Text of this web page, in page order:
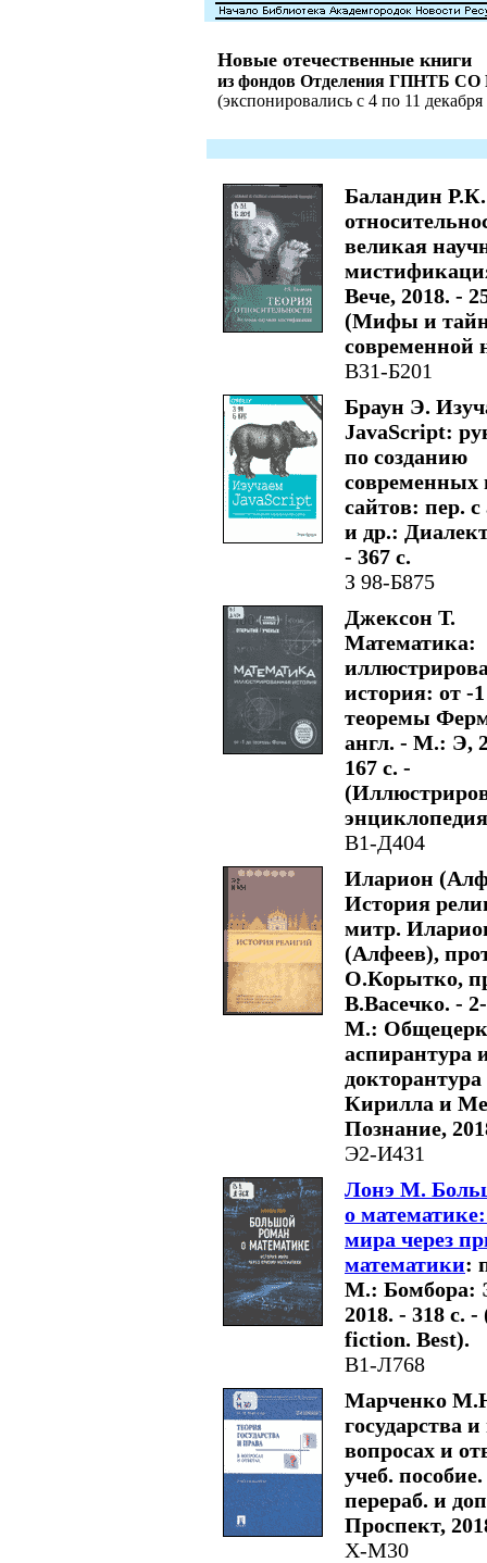
Новые отечественные книги
из фондов Отделения ГПНТБ
(экспонировались с 4 по 11 декабря
Баландин
великая
Вече, 2018. -
(Мифы и
современной
В31-Б201
Браун Э.
JavaScript:
по созданию
современных
сайтов: пер.
и др.:
- 367 с.
З 98-Б875
Джексон Т.
Математика:
история: от -
теоремы
англ. - М.: Э,
167 с. -
В1-Д404
Иларион
История
митр.
(Алфеев),
О.Корытко,
В.Васечко. -
М.:
аспирантура
Кирилла и
Познание,
Э2-И431
Лонэ М.
о
мира через
математики:
М.: Бомбора:
2018. - 318 с. -
fiction. Best).
В1-Л768
Марченко
государства
вопросах и
учеб.
перераб. и
Проспект,
Х-М30